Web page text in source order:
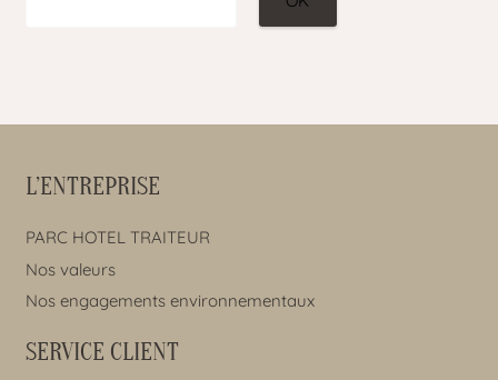
L’ENTREPRISE
PARC HOTEL TRAITEUR
Nos valeurs
Nos engagements environnementaux
SERVICE CLIENT